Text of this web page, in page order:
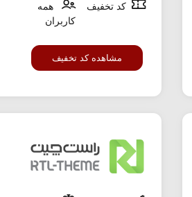
کد تخفیف
همه
کاربران
مشاهده کد تخفیف